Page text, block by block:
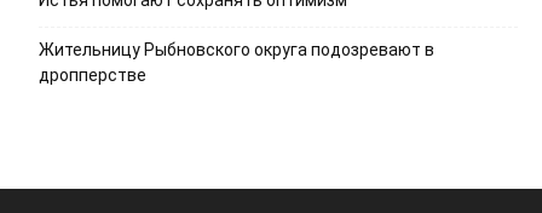
Жительницу Рыбновского округа подозревают в
дропперстве